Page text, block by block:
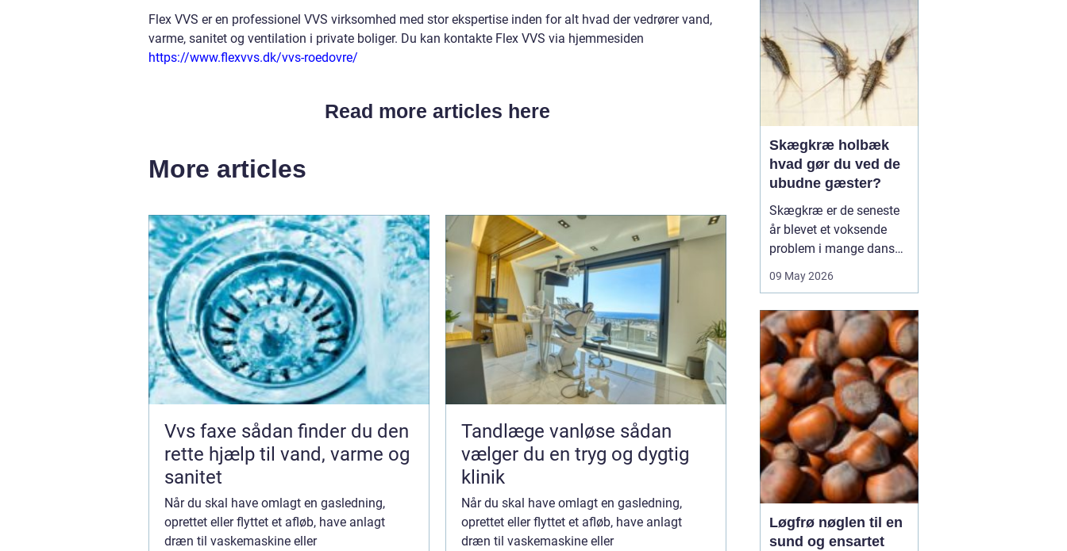
Flex VVS er en professionel VVS virksomhed med stor ekspertise inden for alt hvad der vedrører vand,
varme, sanitet og ventilation i private boliger. Du kan kontakte Flex VVS via hjemmesiden
https://www.flexvvs.dk/vvs-roedovre/
Read more articles here
More articles
Vvs faxe sådan finder du den
rette hjælp til vand, varme og
sanitet
Når du skal have omlagt en gasledning,
oprettet eller flyttet et afløb, have anlagt
dræn til vaskemaskine eller
Tandlæge vanløse sådan
vælger du en tryg og dygtig
klinik
Når du skal have omlagt en gasledning,
oprettet eller flyttet et afløb, have anlagt
dræn til vaskemaskine eller
og ejendomme bliver
holdt. Når vi taler om
erhvervsrengøring købe...
Skægkræ holbæk
hvad gør du ved de
ubudne gæster?
Skægkræ er de seneste
år blevet et voksende
problem i mange danske
undtagelse. De små,
dukker ofte op i nye
boliger, renoverede
lejligheder og
parcelhuse, hvor de
langsomt breder sig fra
rum til rum. Mang...
09 May 2026
Løgfrø nøglen til en
sund og ensartet